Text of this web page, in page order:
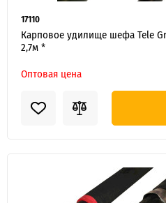
17110
Карповое удилище шефа Tele
2,7м *
Оптовая цена